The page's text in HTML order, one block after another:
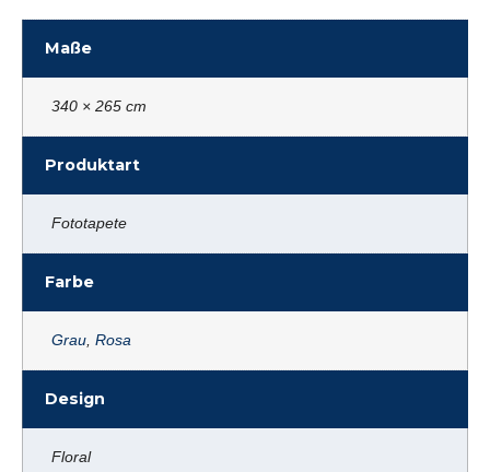
Maße
340 × 265 cm
Produktart
Fototapete
Farbe
Grau Rosa
Design
Floral